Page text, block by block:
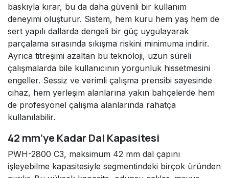
baskıyla kırar, bu da daha güvenli bir kullanım
deneyimi oluşturur. Sistem, hem kuru hem yaş hem de
sert yapılı dallarda dengeli bir güç uygulayarak
parçalama sırasında sıkışma riskini minimuma indirir.
Ayrıca titreşimi azaltan bu teknoloji, uzun süreli
çalışmalarda bile kullanıcının yorgunluk hissetmesini
engeller. Sessiz ve verimli çalışma prensibi sayesinde
cihaz, hem yerleşim alanlarına yakın bahçelerde hem
de profesyonel çalışma alanlarında rahatça
kullanılabilir.
42 mm’ye Kadar Dal Kapasitesi
PWH-2800 C3, maksimum 42 mm dal çapını
işleyebilme kapasitesiyle segmentindeki birçok üründen